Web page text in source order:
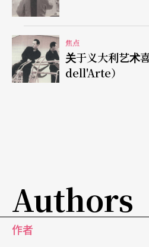
出萧邦第一号时，又仅仅因
不安，在在显示了她对音乐
所要求的高标准。
格丽希是钢琴的魔术师，可
果。
我们从傅聪回忆讲述时显露
焦点
关于义大利艺术
dell'Arte）
Authors
作者